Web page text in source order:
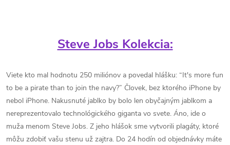
Steve Jobs Kolekcia:
Viete kto mal hodnotu 250 miliónov a povedal hlášku: “It's more fun
to be a pirate than to join the navy?” Človek, bez ktorého iPhone by
nebol iPhone. Nakusnuté jablko by bolo len obyčajným jablkom a
nereprezentovalo technológického giganta vo svete. Áno, ide o
muža menom Steve Jobs. Z jeho hlášok sme vytvorili plagáty, ktoré
môžu zdobiť vašu stenu už zajtra. Do 24 hodín od objednávky máte